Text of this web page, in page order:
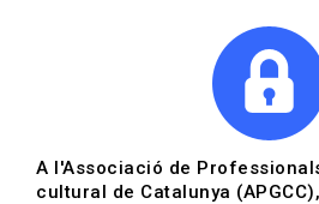
A l'Associació de
cultural de Catalunya